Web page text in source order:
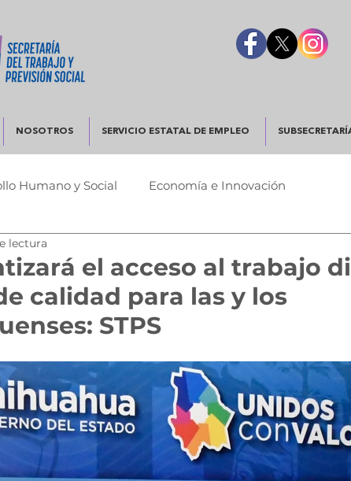
NOSOTROS SERVICIO ESTATAL DE EMPLEO
Humano y Social Economía e Innovación
Urbano
el acceso al trabajo
calidad para las y los
STPS
lectura